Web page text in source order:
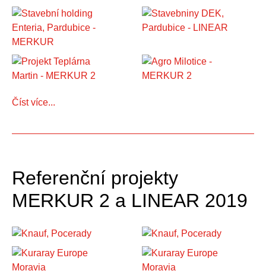
Číst více...
Referenční projekty
MERKUR 2 a LINEAR 2019